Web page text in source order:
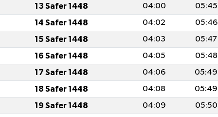
13 Safer 1448 04:00 05:45
14 Safer 1448 04:02 05:46
15 Safer 1448 04:03 05:47
16 Safer 1448 04:05 05:48
17 Safer 1448 04:06 05:49
18 Safer 1448 04:08 05:49
19 Safer 1448 04:09 05:50